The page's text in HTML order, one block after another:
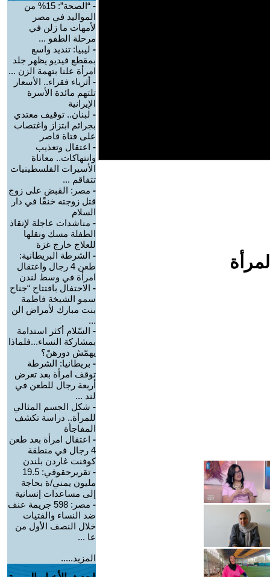
-
“الصحة”: 15% من
المواليد في مصر
لأمهات ما زلن في
مرحلة الطفو ...
- ليبيا: تنديد واسع
بمقطع فيديو يظهر جلد
امرأة علنا بتهمة الزن ...
- أثرياء فقراء.. الأسعار
تلتهم مائدة الأسرة
الإيرانية
- لبنان.. توقيف معتدي
بجرائم ابتزاز واغتصاب
على فتاة قاصر
- اعتقال وتعذيب
وانتهاكات.. معاناة
الأسيرات الفلسطينيات
تتفاقم ...
- مصر: القبض على زوج
قتل زوجته خنقًا في دار
السلام
- مناشدات عاجلة لإنقاذ
الطفلة مسك ونقلها
للعلاج خارج غزة
- الشرطة البريطانية:
طعن 4 رجال واعتقال
امرأة في وسط لندن
- الاحتفال بافتتاح “جناح
سمو الشيخة فاطمة
بنت مبارك لأمراض الن
...
- السّلام أكثر استدامة
بمشاركة النساء...فلماذا
يهمّش دورهنّ؟
- بريطانيا: الشرطة
توقف امرأة بعد تعرض
أربعة رجال للطعن في
لند ...
- شكل الجسم المثالي
للمرأة.. دراسة تكشف
المفاجأة
- اعتقال امرأة بعد طعن
4 رجال في منطقة
كوفنت غاردن بلندن
-
تقريرحقوقي: 19.5
مليون يمني/ة بحاجة
إلى مساعدات إنسانية
-
مصر: 598 جريمة عنف
ضد النساء والفتيات
خلال النصف الأول من
عا ...
المزيد.....